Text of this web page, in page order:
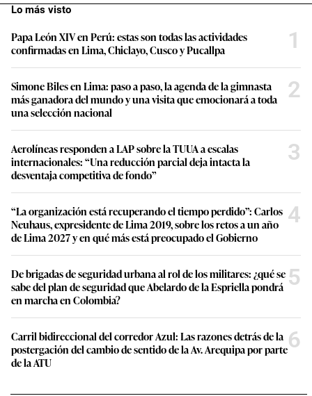
Lo más visto
Papa León XIV en Perú: estas son todas las actividades
confirmadas en Lima, Chiclayo, Cusco y Pucallpa
1
Simone Biles en Lima: paso a paso, la agenda de la gimnasta
más ganadora del mundo y una visita que emocionará a toda
una selección nacional
2
Aerolíneas responden a LAP sobre la TUUA a escalas
internacionales: “Una reducción parcial deja intacta la
desventaja competitiva de fondo”
3
“La organización está recuperando el tiempo perdido”: Carlos
Neuhaus, expresidente de Lima 2019, sobre los retos a un año
de Lima 2027 y en qué más está preocupado el Gobierno
4
De brigadas de seguridad urbana al rol de los militares: ¿qué se
sabe del plan de seguridad que Abelardo de la Espriella pondrá
en marcha en Colombia?
5
Carril bidireccional del corredor Azul: Las razones detrás de la
postergación del cambio de sentido de la Av. Arequipa por parte
de la ATU
6